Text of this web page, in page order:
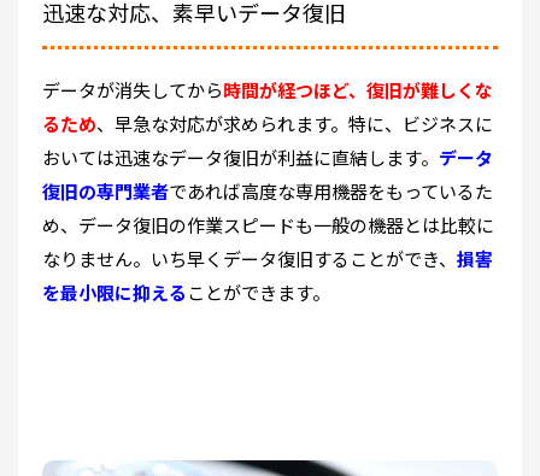
迅速な対応、素早いデータ復旧
データが消失してから時間が経つほど、復旧が難しくな
るため、早急な対応が求められます。特に、ビジネスに
おいては迅速なデータ復旧が利益に直結します。 データ
復旧の専門業者であれば高度な専用機器をもっているた
め、データ復旧の作業スピードも一般の機器とは比較に
なりません。いち早くデータ復旧することができ、 損害
を最小限に抑えることができます。